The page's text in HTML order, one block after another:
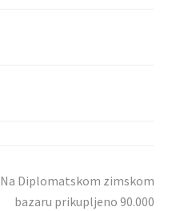
Na Diplomatskom zimskom
bazaru prikupljeno 90.000